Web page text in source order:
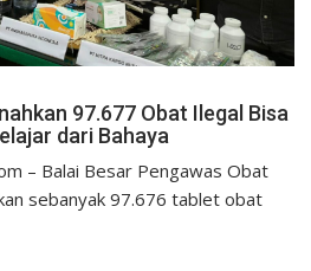
97.677 Obat Ilegal Bisa
dari Bahaya
– Balai Besar Pengawas Obat
sebanyak 97.676 tablet obat